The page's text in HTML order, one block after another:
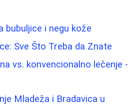
bubuljice i negu kože
Sve Što Treba da Znate
vs. konvencionalno lečenje -
Mladeža i Bradavica u